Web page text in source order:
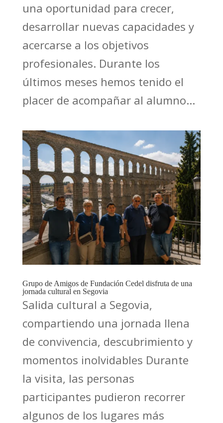
una oportunidad para crecer,
desarrollar nuevas capacidades y
acercarse a los objetivos
profesionales. Durante los
últimos meses hemos tenido el
placer de acompañar al alumno...
Grupo de Amigos de Fundación Cedel disfruta de una
jornada cultural en Segovia
Salida cultural a Segovia,
compartiendo una jornada llena
de convivencia, descubrimiento y
momentos inolvidables Durante
la visita, las personas
participantes pudieron recorrer
algunos de los lugares más